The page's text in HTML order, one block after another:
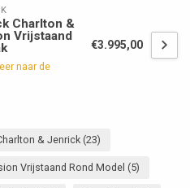
Charlton &
Vrijstaand
naar de
€3.995,00
& Jenrick (23)
Vrijstaand Rond Model (5)